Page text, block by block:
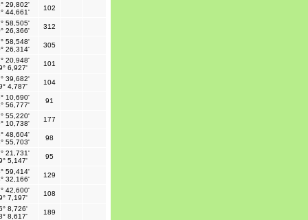
29,802'
44,661'
102
58,505'
26,366'
312
58,548'
26,314'
305
20,948'
6,927'
101
39,682'
4,787'
104
10,690'
56,777'
91
55,220'
10,738'
177
48,604'
55,703'
98
21,731'
5,147'
95
59,414'
32,166'
129
42,600'
7,197'
108
8,726'
8,617'
189